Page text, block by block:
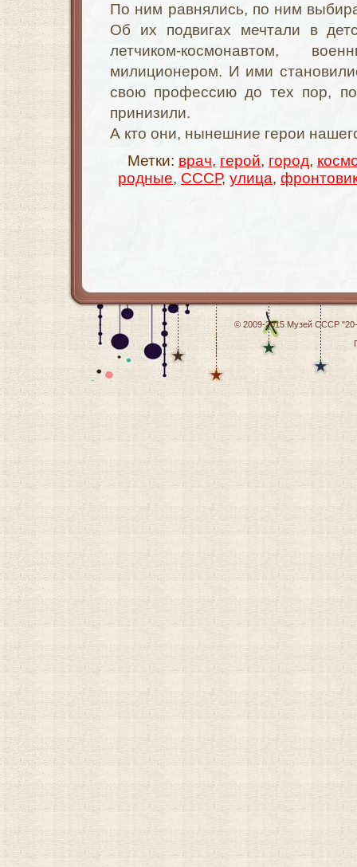
По ним равнялись, по ним
Об их подвигах мечтали в
летчиком-космонавтом,
милиционером. И ими
свою профессию до тех пор,
принизили.
А кто они, нынешние герои
Метки: врач, герой, город,
родные, СССР, улица,
© 2009-2015 Музей СССР